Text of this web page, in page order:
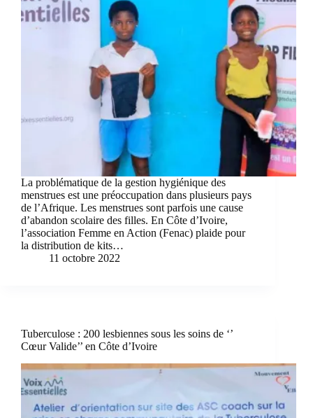
La problématique de la gestion hygiénique des
menstrues est une préoccupation dans plusieurs pays
de l’Afrique. Les menstrues sont parfois une cause
d’abandon scolaire des filles. En Côte d’Ivoire,
l’association Femme en Action (Fenac) plaide pour
la distribution de kits…
11 octobre 2022
Tuberculose : 200 lesbiennes sous les soins de ‘’
Cœur Valide’’ en Côte d’Ivoire